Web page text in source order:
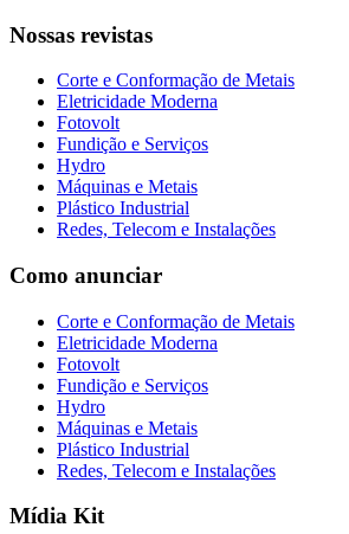
Nossas revistas
Corte e Conformação de Metais
Eletricidade Moderna
Fotovolt
Fundição e Serviços
Hydro
Máquinas e Metais
Plástico Industrial
Redes, Telecom e Instalações
Como anunciar
Corte e Conformação de Metais
Eletricidade Moderna
Fotovolt
Fundição e Serviços
Hydro
Máquinas e Metais
Plástico Industrial
Redes, Telecom e Instalações
Mídia Kit